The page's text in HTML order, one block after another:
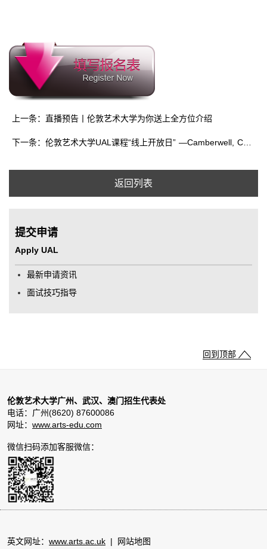
上一条：直播预告丨伦敦艺术大学为你送上全方位介绍
返回列表
提交申请
Apply UAL
最新申请资讯
面试技巧指导
回到顶部
伦敦艺术大学广州、武汉、澳门招生代表处
电话：广州(8620) 87600086
网址： www.arts-edu.com
微信扫码添加客服微信：
英文网址： www.arts.ac.uk |
网站地图